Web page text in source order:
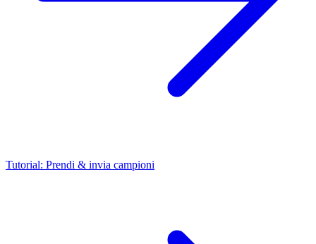
Tutorial: Prendi & invia campioni